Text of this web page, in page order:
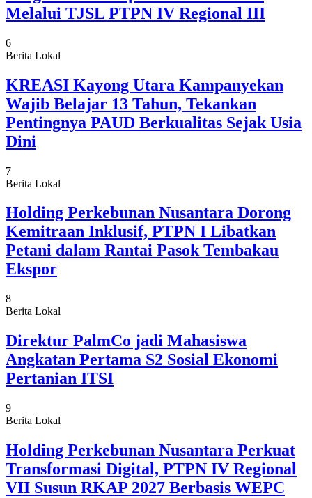
Melalui TJSL PTPN IV Regional III
6
Berita Lokal
KREASI Kayong Utara Kampanyekan
Wajib Belajar 13 Tahun, Tekankan
Pentingnya PAUD Berkualitas Sejak Usia
Dini
7
Berita Lokal
Holding Perkebunan Nusantara Dorong
Kemitraan Inklusif, PTPN I Libatkan
Petani dalam Rantai Pasok Tembakau
Ekspor
8
Berita Lokal
Direktur PalmCo jadi Mahasiswa
Angkatan Pertama S2 Sosial Ekonomi
Pertanian ITSI
9
Berita Lokal
Holding Perkebunan Nusantara Perkuat
Transformasi Digital, PTPN IV Regional
VII Susun RKAP 2027 Berbasis WEPC